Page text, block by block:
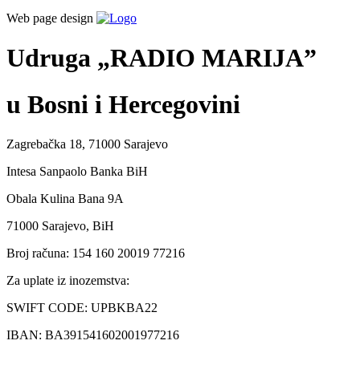
Web page design
Udruga „RADIO MARIJA”
u Bosni i Hercegovini
Zagrebačka 18, 71000 Sarajevo
Intesa Sanpaolo Banka BiH
Obala Kulina Bana 9A
71000 Sarajevo, BiH
Broj računa: 154 160 20019 77216
Za uplate iz inozemstva:
SWIFT CODE: UPBKBA22
IBAN: BA391541602001977216